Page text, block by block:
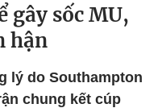
gây sốc MU,
hận
lý do Southampton
chung kết cúp